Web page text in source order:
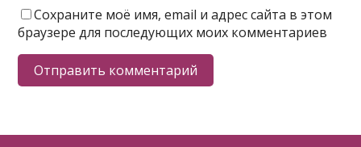
Сохраните моё имя, email и адрес сайта в этом
браузере для последующих моих комментариев